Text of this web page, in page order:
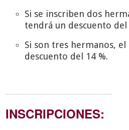
Si se inscriben dos
tendrá un descuento del
Si son tres hermanos,
descuento del 14 %.
INSCRIPCIONES: